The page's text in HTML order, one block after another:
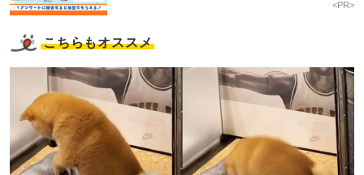
<PR>
こちらもオススメ